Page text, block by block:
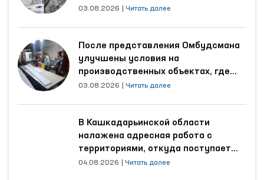
помощи лицам, находящимся в состоянии
Гурленского и Кошкупырского районов, а
также областных филиалов психиатрической
службы и наркологической службы
Республиканского специализированного
области
03.08.2026 Читать далее
После представления Омбудсмана
улучшены условия на
производственных объектах, где
трудятся осуждённые
03.08.2026 Читать далее
В Кашкадарьинской области
налажена адресная работа с
территориями, откуда поступает
наибольшее количество обращений
04.08.2026 Читать далее